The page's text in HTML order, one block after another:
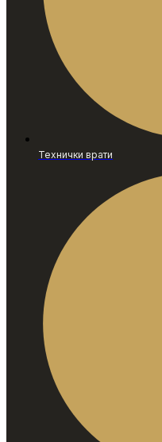
Технички врати